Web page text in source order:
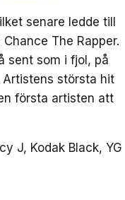
senare ledde till
The Rapper.
sent som i fjol, på
Artistens största hit
första artisten att
J, Kodak Black, YG